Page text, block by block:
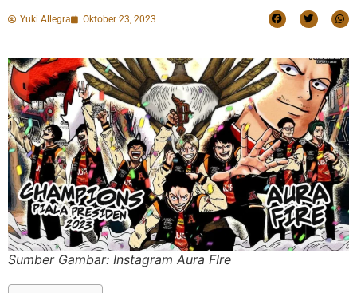
Yuki Allegra Oktober 23, 2023
Sumber Gambar: Instagram Aura FIre